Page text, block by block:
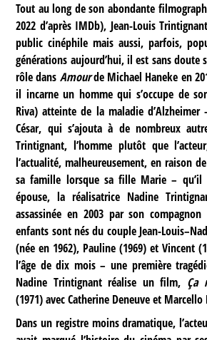
Tout au long de son abondante
2022 d’après IMDb), Jean-Louis
public cinéphile mais aussi, parfois,
générations aujourd’hui, il est sans
rôle dans Amourde Michael Haneke en
il incarne un homme qui s’occupe de
Riva) atteinte de la maladie
César, qui s’ajouta à de nombreux
Trintignant, l’homme plutôt que
l’actualité, malheureusement, en raison
sa famille lorsque sa fille Marie – qu’il
épouse, la réalisatrice Nadine
assassinée en 2003 par son
enfants sont nés du couple Jean-
(née en 1962), Pauline (1969) et Vincent
l’âge de dix mois – une première
Nadine Trintignant réalise un film, Ça
(1971) avec Catherine Deneuve et
Dans un registre moins dramatique,